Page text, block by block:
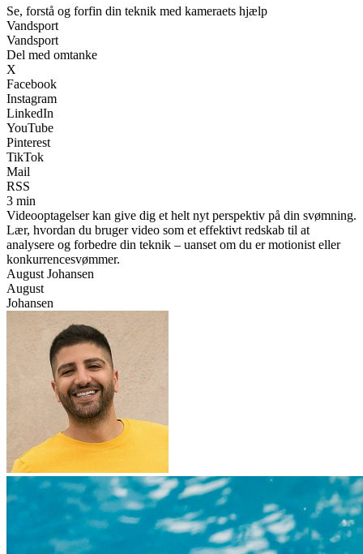
Se, forstå og forfin din teknik med kameraets hjælp
Vandsport
Vandsport
Del med omtanke
X
Facebook
Instagram
LinkedIn
YouTube
Pinterest
TikTok
Mail
RSS
3 min
Videooptagelser kan give dig et helt nyt perspektiv på din svømning.
Lær, hvordan du bruger video som et effektivt redskab til at
analysere og forbedre din teknik – uanset om du er motionist eller
konkurrencesvømmer.
August Johansen
August
Johansen